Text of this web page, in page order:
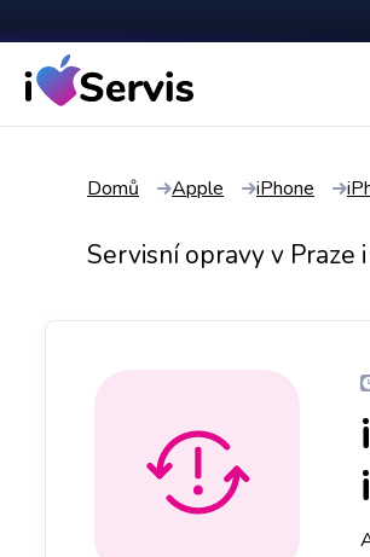
Domů Apple iPhone
Servisní opravy v Praze